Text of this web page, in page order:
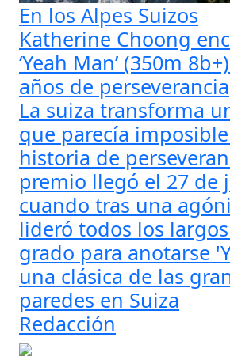
En los Alpes Suizos
Katherine Choong
‘Yeah Man’ (350m
años de perseverancia
La suiza transforma
que parecía
historia de
premio llegó el 27 de
cuando tras una
lideró todos los
grado para anotarse
una clásica de las
paredes en Suiza
Redacción